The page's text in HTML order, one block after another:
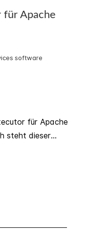
für Apache
software
für Apache
steht dieser...